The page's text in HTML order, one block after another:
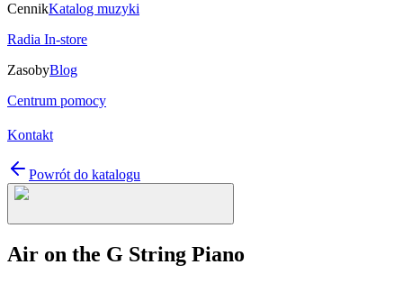
CennikKatalog muzyki
Radia In-store
ZasobyBlog
Centrum pomocy
Kontakt
Powrót do katalogu
Air on the G String Piano